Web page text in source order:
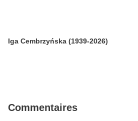
Iga Cembrzyńska (1939-2026)
Commentaires